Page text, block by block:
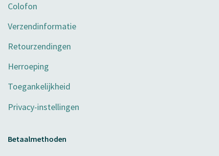
Colofon
Verzendinformatie
Retourzendingen
Herroeping
Toegankelijkheid
Privacy-instellingen
Betaalmethoden